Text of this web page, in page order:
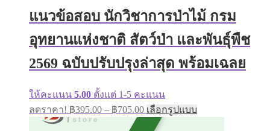
The
options
be
chosen
on
the
แนวข้อสอบ นักวิชาการป่าไม้ กรม
อุทยานแห่งชาติ สัตว์ป่า และพันธุ์พืช
2569 ฉบับปรับปรุงล่าสุด พร้อมเฉลย
ให้คะแนน 5.00 ตั้งแต่ 1-5 คะแนน
ลดราคา! ฿395.00 – ฿705.00Price
range:
เลือกรูปแบบ
product